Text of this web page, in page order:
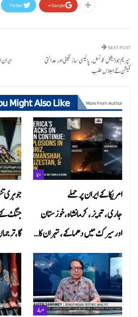
Twitter Google+
NEXT POST
سپریم جوڈیشل کونسل، پالیسی ساز کمیٹی اور عدالتی
کمیشن کے اجلاس طلب
Might Also Like More From Author
جوہری
جنگ کے
دنیا
امریکا کے ایران پر حملے
جاری،تبریز، کرمانشاہ،خوزستان
اور سیرک میں دھماکے، تہران کا…
امریکہ